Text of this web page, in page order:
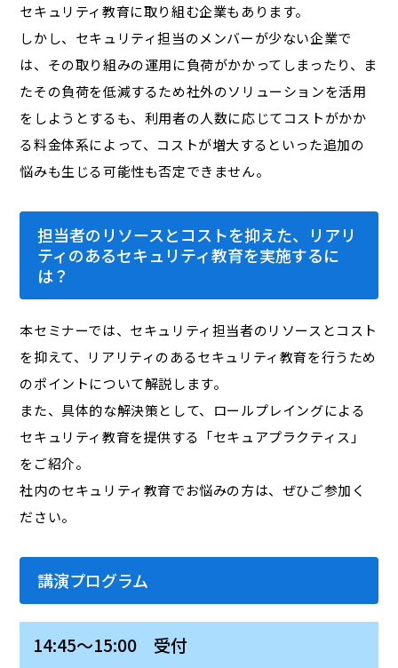
セキュリティ教育に取り組む企業もあります。
しかし、セキュリティ担当のメンバーが少ない企業で
は、その取り組みの運用に負荷がかかってしまったり、ま
たその負荷を低減するため社外のソリューションを活用
をしようとするも、利用者の人数に応じてコストがかか
る料金体系によって、コストが増大するといった追加の
悩みも生じる可能性も否定できません。
担当者のリソースとコストを抑えた、リアリ
ティのあるセキュリティ教育を実施するに
は？
本セミナーでは、セキュリティ担当者のリソースとコスト
を抑えて、リアリティのあるセキュリティ教育を行うため
のポイントについて解説します。
また、具体的な解決策として、ロールプレイングによる
セキュリティ教育を提供する「セキュアプラクティス」
をご紹介。
社内のセキュリティ教育でお悩みの方は、ぜひご参加く
ださい。
講演プログラム
14:45～15:00 受付